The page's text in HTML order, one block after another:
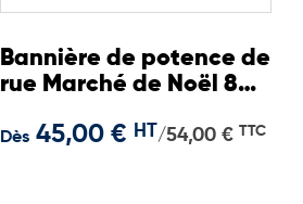
Bannière de potence de
rue Marché de Noël 80 x
Dès 45,00 € HT/54,00 € TTC